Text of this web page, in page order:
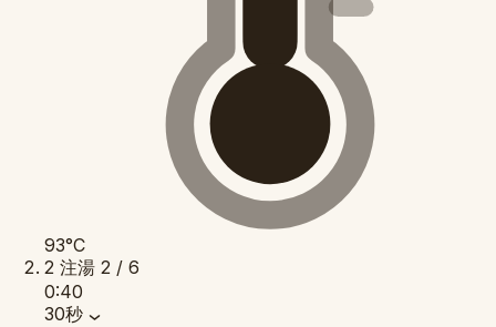
93°C
2 注湯 2 / 6
0:40
30秒